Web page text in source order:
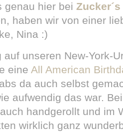
genau hier bei
haben wir von einer
Nina :)
auf unseren New-York-
eine All American
da auch selbst
aufwendig das war.
handgerollt und im
wirklich ganz